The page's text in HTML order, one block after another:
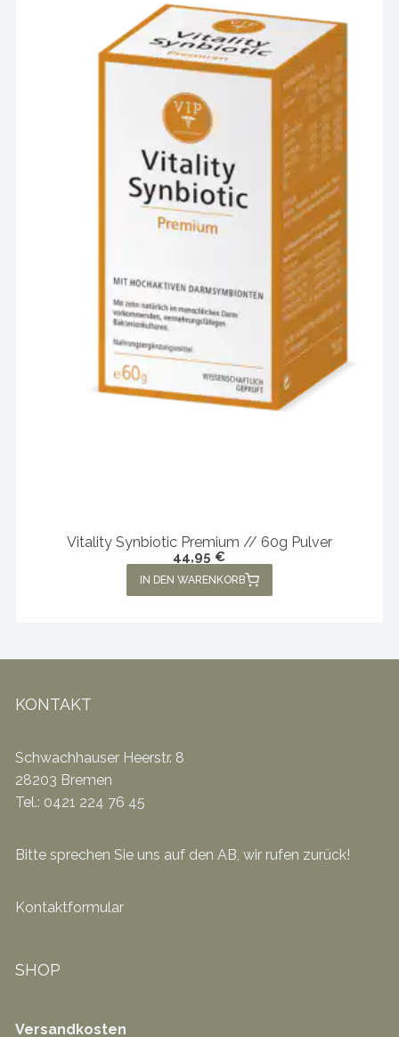
Vitality Synbiotic Premium // 60g Pulver
44,95 €
IN DEN WARENKORB
KONTAKT
Schwachhauser Heerstr. 8
28203 Bremen
Tel.: 0421 224 76 45
Bitte sprechen Sie uns auf den AB, wir rufen zurück!
Kontaktformular
SHOP
Versandkosten